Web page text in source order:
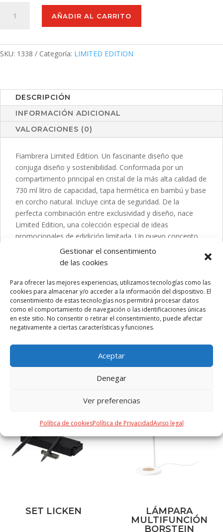
Gestionar el consentimiento
de las cookies
Para ofrecer las mejores experiencias, utilizamos tecnologías como las
cookies para almacenar y/o acceder a la información del dispositivo. El
consentimiento de estas tecnologías nos permitirá procesar datos
como el comportamiento de navegación o las identificaciones únicas
en este sitio. No consentir o retirar el consentimiento, puede afectar
negativamente a ciertas características y funciones.
Aceptar
Denegar
Ver preferencias
Política de cookiesPolítica de PrivacidadAviso legal
Crisbut
AÑADIR AL CARRITO
SKU: 1338 Categoría: LIMITED EDITION
DESCRIPCIÓN
INFORMACIÓN ADICIONAL
VALORACIONES (0)
Fiambrera Limited Edition. Un fascinante diseño que
conjuga diseño y sostenibilidad. Conformada por un
compartimento principal en cristal de la más alta calidad de
730 ml litro de capacidad, tapa hermética en bambú y base
en corcho natural. Incluye cinta de seguridad. De la
perfecta combinación entre exclusividad y diseño, nace
Limited Edition, una colección especial de ideas
promocionales de edidición limitada. Un nuevo concepto,
inspirado en la fusión de artículos premium con las últimas
y más novedosas tendencias y que cuenta con una
una experiencia única e inolvidable. Exclusivo estuche de
presentación Limited Edition, con diseño protegido por
derechos de propiedad industrial. Incluida tarjeta con
descripción de Limited Edition en cartón reciclado.
PRODUCTOS RELACIONADOS
SET LICKEN
LÁMPARA
MULTIFUNCIÓN
BORSTEIN